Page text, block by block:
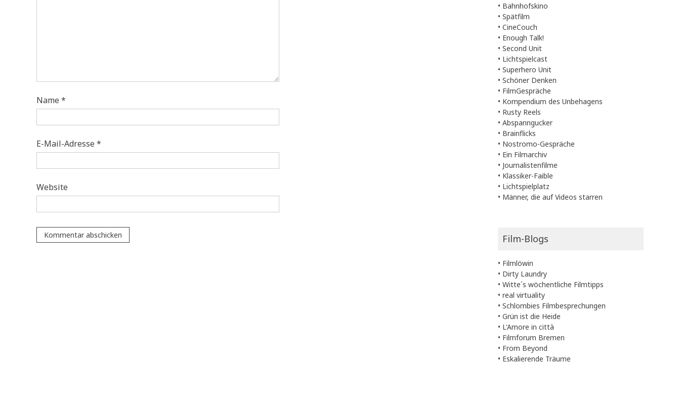
Name *
E-Mail-Adresse *
Website
• Bahnhofskino
• Spätfilm
• CineCouch
• Enough Talk!
• Second Unit
• Lichtspielcast
• Superhero Unit
• Schöner Denken
• FilmGespräche
• Kompendium des Unbehagens
• Rusty Reels
• Abspanngucker
• Brainflicks
• Nostromo-Gespräche
• Ein Filmarchiv
• Journalistenfilme
• Klassiker-Faible
• Lichtspielplatz
• Männer, die auf Videos starren
Film-Blogs
• Filmlöwin
• Dirty Laundry
• Witte´s wöchentliche Filmtipps
• real virtuality
• Schlombies Filmbesprechungen
• Grün ist die Heide
• L'Amore in città
• Filmforum Bremen
• From Beyond
• Eskalierende Träume